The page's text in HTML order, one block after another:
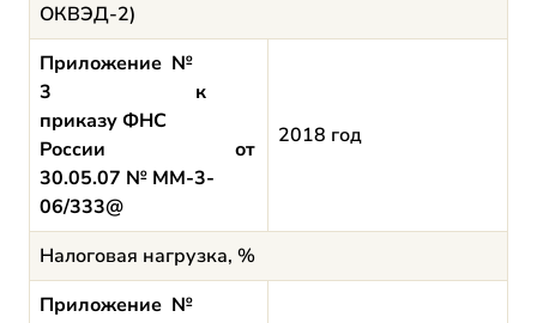
ОКВЭД-2)
Приложение №
3 к
приказу ФНС
России от
30.05.07 № ММ-3-
06/333@
2018 год
Налоговая нагрузка, %
Приложение №